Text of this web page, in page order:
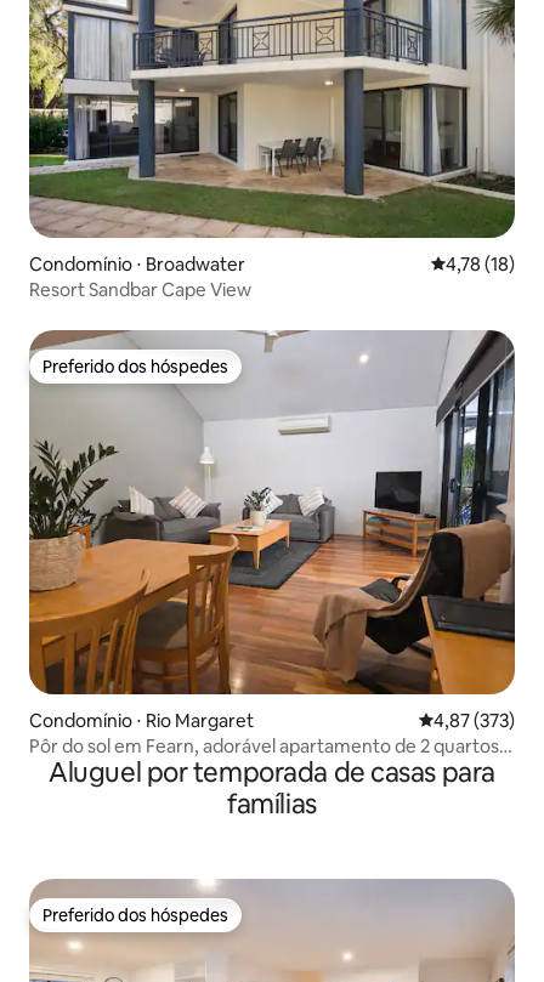
Condomínio ⋅ Broadwater 4,78 de uma
4,78 (18)
Resort Sandbar Cape View
Preferido dos hóspedes
Preferido dos hóspedes
Condomínio ⋅ Rio Margaret 4,87 de uma
4,87 (373)
Pôr do sol em Fearn, adorável apartamento de 2 quartos
*com banheira de hidromassagem
Aluguel por temporada de casas para
famílias
Preferido dos hóspedes
Preferido dos hóspedes